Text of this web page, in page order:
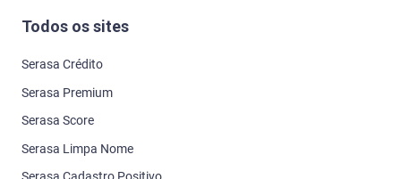
Todos os sites
Serasa Crédito
Serasa Premium
Serasa Score
Serasa Limpa Nome